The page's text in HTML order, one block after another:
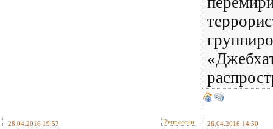
28.04.2016 19:53 Репрессии 26.04.2016 14:50